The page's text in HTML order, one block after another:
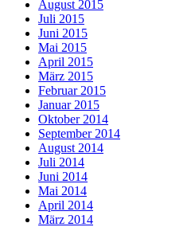
August 2015
Juli 2015
Juni 2015
Mai 2015
April 2015
März 2015
Februar 2015
Januar 2015
Oktober 2014
September 2014
August 2014
Juli 2014
Juni 2014
Mai 2014
April 2014
März 2014